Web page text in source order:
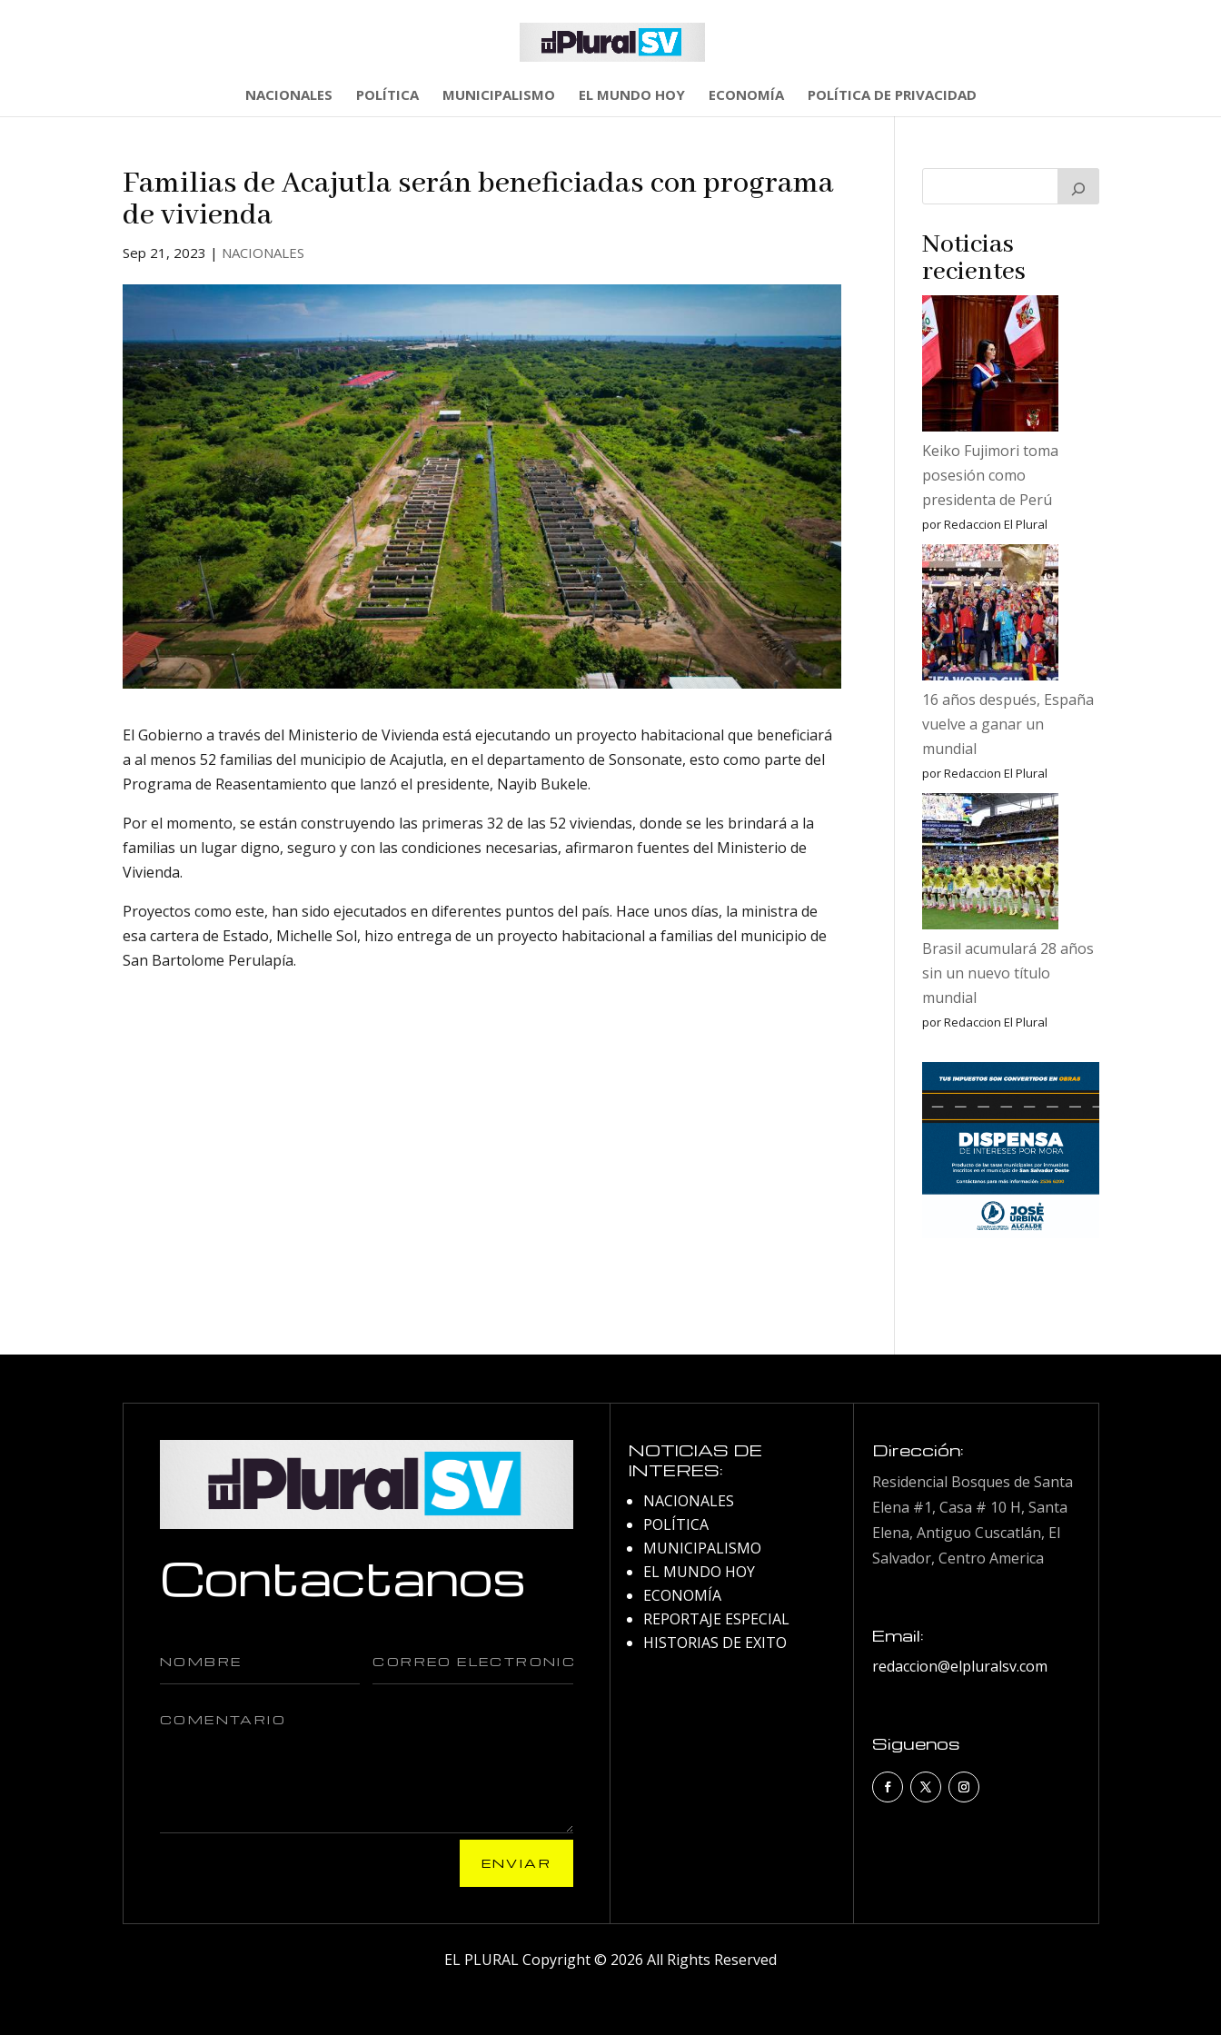
NACIONALES POLÍTICA MUNICIPALISMO EL MUNDO HOY ECONOMÍA POLÍTICA DE PRIVACIDAD
Familias de Acajutla serán beneficiadas con programa
de vivienda
Sep 21, 2023 | NACIONALES
El Gobierno a través del Ministerio de Vivienda está ejecutando un proyecto habitacional que beneficiará
a al menos 52 familias del municipio de Acajutla, en el departamento de Sonsonate, esto como parte del
Programa de Reasentamiento que lanzó el presidente, Nayib Bukele.
Por el momento, se están construyendo las primeras 32 de las 52 viviendas, donde se les brindará a la
familias un lugar digno, seguro y con las condiciones necesarias, afirmaron fuentes del Ministerio de
Vivienda.
Proyectos como este, han sido ejecutados en diferentes puntos del país. Hace unos días, la ministra de
esa cartera de Estado, Michelle Sol, hizo entrega de un proyecto habitacional a familias del municipio de
San Bartolome Perulapía.
Noticias
recientes
Keiko Fujimori toma
posesión como
presidenta de Perú
por Redaccion El Plural
16 años después, España
vuelve a ganar un
mundial
por Redaccion El Plural
Brasil acumulará 28 años
sin un nuevo título
mundial
por Redaccion El Plural
Contactanos
ENVIAR
NOTICIAS DE
INTERES:
NACIONALES
POLÍTICA
MUNICIPALISMO
EL MUNDO HOY
ECONOMÍA
REPORTAJE ESPECIAL
HISTORIAS DE EXITO
Dirección:
Residencial Bosques de Santa
Elena #1, Casa # 10 H, Santa
Elena, Antiguo Cuscatlán, El
Salvador, Centro America
Email:
redaccion@elpluralsv.com
Siguenos
EL PLURAL Copyright © 2026 All Rights Reserved